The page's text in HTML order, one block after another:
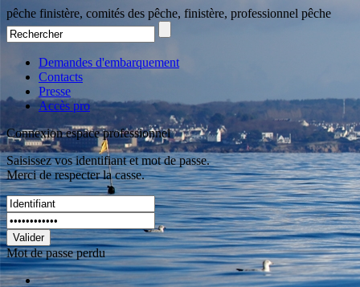
pêche finistère, comités des pêche, finistère, professionnel pêche
Demandes d'embarquement
Contacts
Presse
Accès pro
Connexion espace professionnel
Saisissez vos identifiant et mot de passe.
Merci de respecter la casse.
Valider
Mot de passe perdu